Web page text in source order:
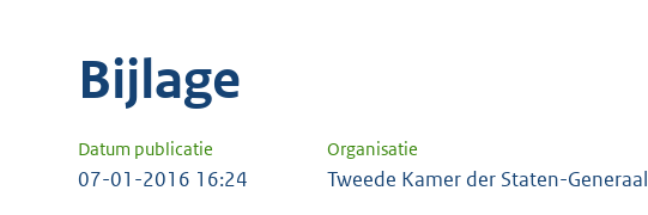
Bijlage
Datum publicatie Organisatie
07-01-2016 16:24 Tweede Kamer der Staten-Generaal